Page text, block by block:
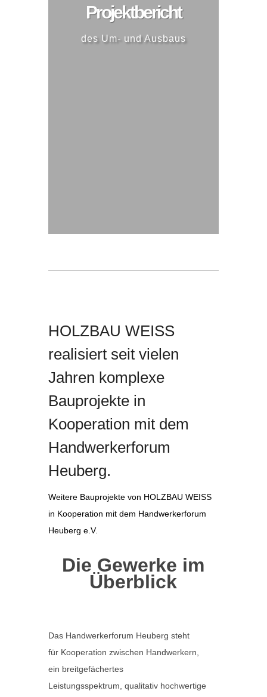
Projektbericht
des Um- und Ausbaus
HOLZBAU WEISS
realisiert seit vielen
Jahren komplexe
Bauprojekte in
Kooperation mit dem
Handwerkerforum
Heuberg.
Weitere Bauprojekte von HOLZBAU WEISS
in Kooperation mit dem Handwerkerforum
Heuberg e.V.
Die Gewerke im
Überblick
Das Handwerkerforum Heuberg steht
für Kooperation zwischen Handwerkern,
ein breitgefächertes
Leistungsspektrum, qualitativ hochwertige